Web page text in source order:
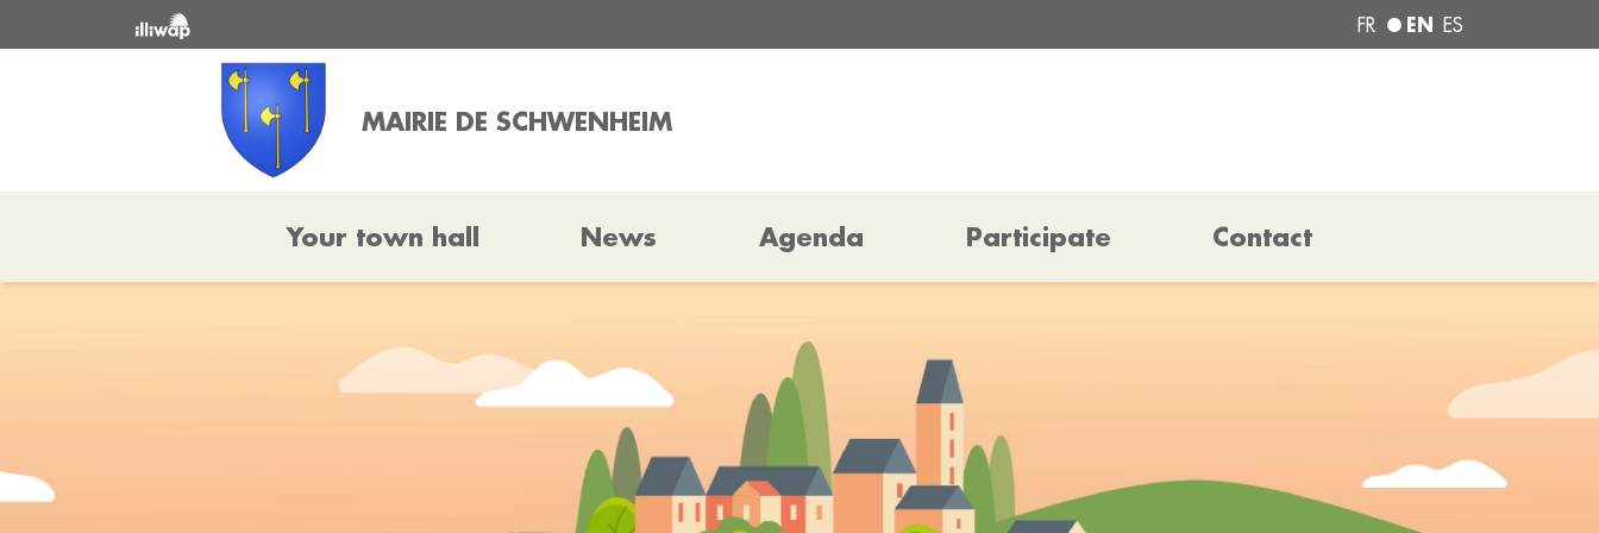
FR EN ES
MAIRIE DE SCHWENHEIM
Your town hall News Agenda Participate Contact